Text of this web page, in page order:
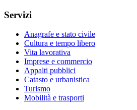
Servizi
Anagrafe e stato civile
Cultura e tempo libero
Vita lavorativa
Imprese e commercio
Appalti pubblici
Catasto e urbanistica
Turismo
Mobilità e trasporti